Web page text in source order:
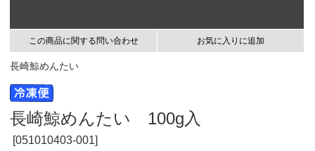
この商品に関する問い合わせ お気に入りに追加
長崎鯨めんたい
長崎鯨めんたい 100g入
[051010403-001]